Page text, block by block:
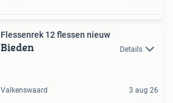
Flessenrek 12 flessen nieuw
Bieden Details
Valkenswaard 3 aug 26